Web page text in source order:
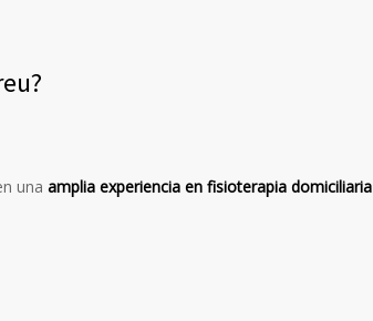
una amplia experiencia en fisioterapia domiciliaria